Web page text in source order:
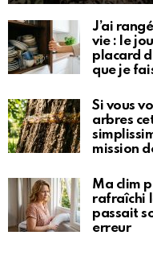
J’ai
vie : le
placard
que je
Si vous
arbres
mission
Ma clim
rafraîchi
passait
erreur